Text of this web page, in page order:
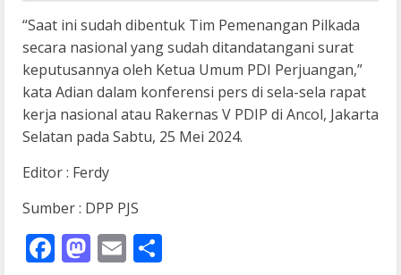
“Saat ini sudah dibentuk Tim Pemenangan Pilkada
secara nasional yang sudah ditandatangani surat
keputusannya oleh Ketua Umum PDI Perjuangan,”
kata Adian dalam konferensi pers di sela-sela rapat
kerja nasional atau Rakernas V PDIP di Ancol, Jakarta
Selatan pada Sabtu, 25 Mei 2024.
Editor : Ferdy
Sumber : DPP PJS
Facebook
Mastodon
Email